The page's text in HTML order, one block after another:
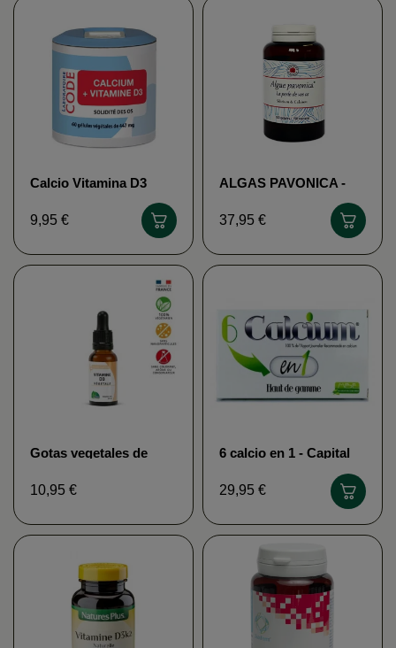
Calcio Vitamina D3
9,95 €
ALGAS PAVONICA -
37,95 €
Gotas vegetales de
Hueso MGD Nature
10,95 €
6 calcio en 1 - Capital
29,95 €